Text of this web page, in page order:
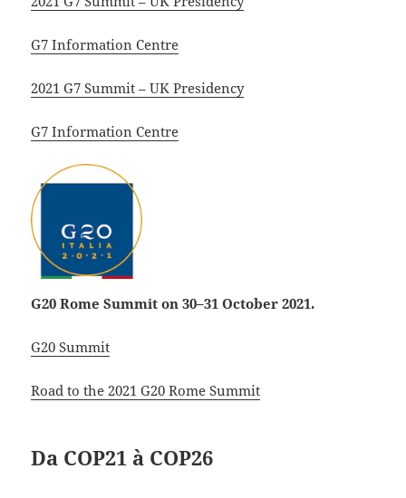
G7 Information Centre
2021 G7 Summit – UK Presidency
G7 Information Centre
G20 Rome Summit on 30–31 October 2021.
G20 Summit
Road to the 2021 G20 Rome Summit
Da COP21 à COP26